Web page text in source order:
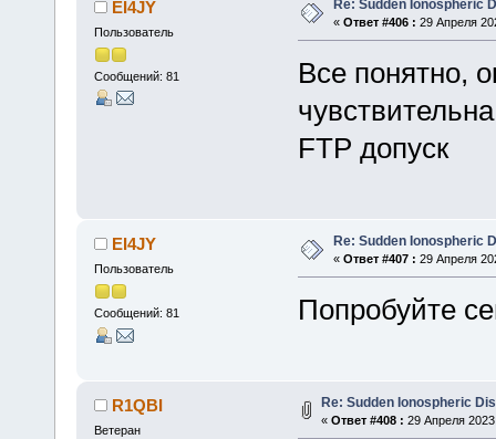
EI4JY
Пользователь
Сообщений: 81
Re: Sudden Ionospheric
« Ответ #406 : 29 Апреля
Все понятно,
FTP допуск
EI4JY
Пользователь
Сообщений: 81
Re: Sudden Ionospheric
« Ответ #407 : 29 Апреля
Попробуйте
R1QBI
Ветеран
Re: Sudden Ionospheric
« Ответ #408 : 29 Апреля